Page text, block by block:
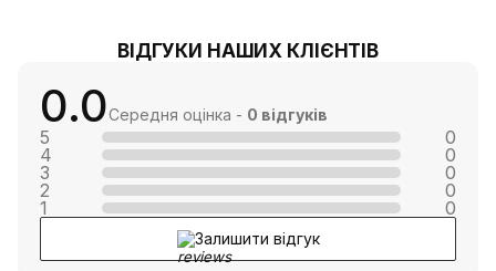
ВІДГУКИ НАШИХ КЛІЄНТІВ
0.0Середня оцінка - 0 відгуків
5
0
4
0
3
0
2
0
1
0
Залишити відгук